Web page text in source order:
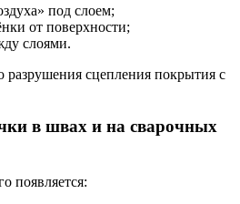
под слоем;
от поверхности;
слоями.
разрушения сцепления покрытия с
в швах и на сварочных
появляется: